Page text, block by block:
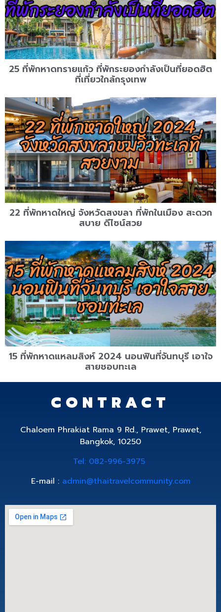
25 ที่พักหาดทรายแก้ว ที่พักระยองกำลังเป็นที่ยอดฮิต
ที่เที่ยวใกล้กรุงเทพ
22 ที่พักหาดใหญ่ จังหวัดสงขลา ที่พักในเมือง สะดวก
สบาย ดีไซน์สวย
15 ที่พักหาดแหลมสิงห์ 2024 นอนฟินที่จันทบุรี เอาใจ
สายชอบทะเล
CONTRACT
Chaloem Phrakiat Rama 9 Rd., Prawet, Prawet,
Bangkok, 10250
Tel: 082-996-3975
E-mail : admin@thaitravelcommunity.com